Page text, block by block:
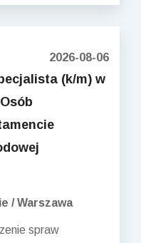
2026-08-06
(k/m) w
/ Warszawa
spraw